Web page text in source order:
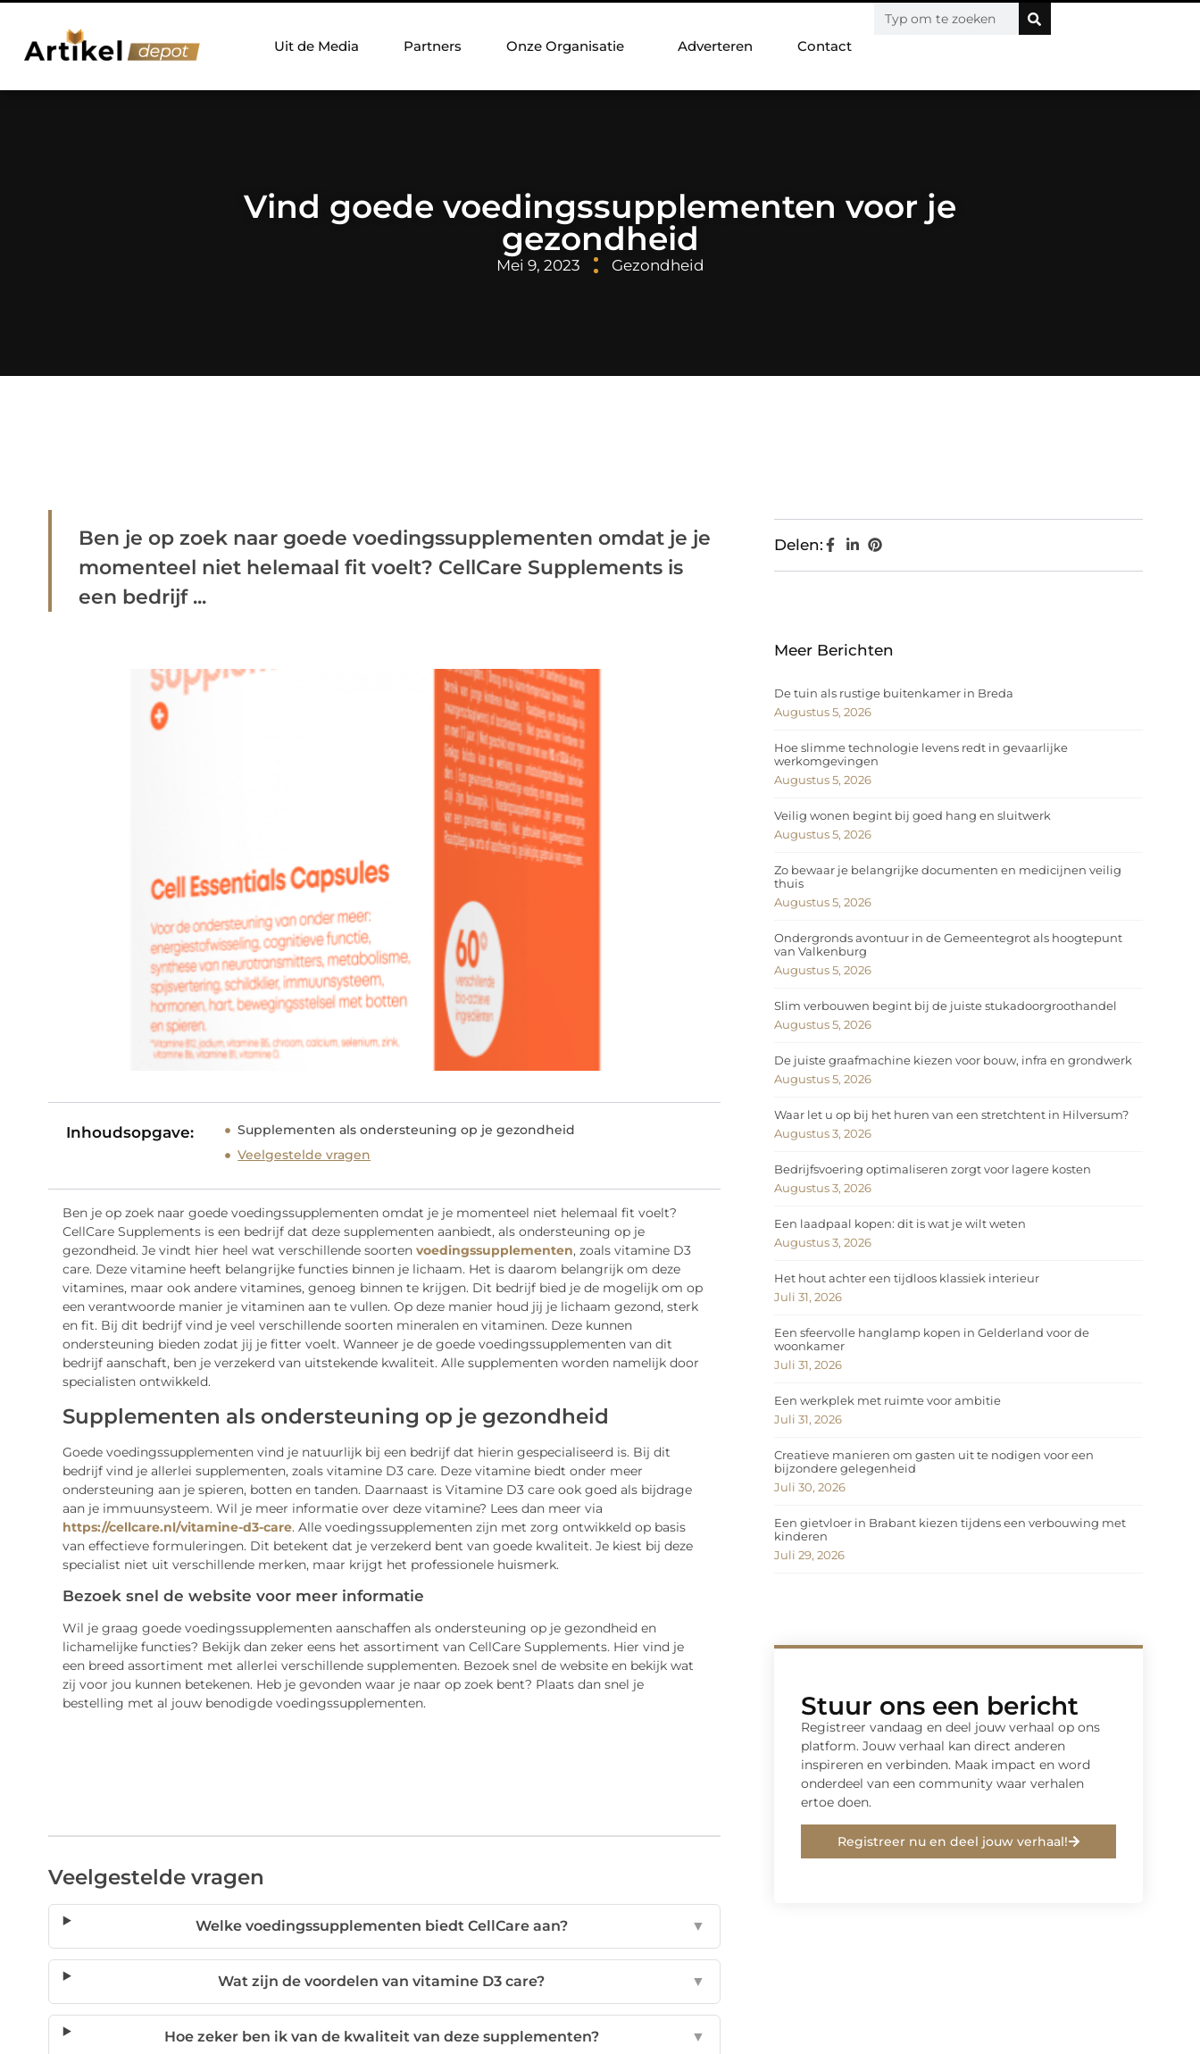
Uit de Media Partners Onze Organisatie Adverteren Contact
Vind goede voedingssupplementen voor je
gezondheid
Mei 9, 2023 Gezondheid
Ben je op zoek naar goede voedingssupplementen omdat je je
momenteel niet helemaal fit voelt? CellCare Supplements is
een bedrijf ...
Inhoudsopgave:
Supplementen als ondersteuning op je gezondheid
Veelgestelde vragen
Ben je op zoek naar goede voedingssupplementen omdat je je momenteel niet helemaal fit voelt?
CellCare Supplements is een bedrijf dat deze supplementen aanbiedt, als ondersteuning op je
gezondheid. Je vindt hier heel wat verschillende soorten voedingssupplementen, zoals vitamine D3
care. Deze vitamine heeft belangrijke functies binnen je lichaam. Het is daarom belangrijk om deze
vitamines, maar ook andere vitamines, genoeg binnen te krijgen. Dit bedrijf bied je de mogelijk om op
een verantwoorde manier je vitaminen aan te vullen. Op deze manier houd jij je lichaam gezond, sterk
en fit. Bij dit bedrijf vind je veel verschillende soorten mineralen en vitaminen. Deze kunnen
ondersteuning bieden zodat jij je fitter voelt. Wanneer je de goede voedingssupplementen van dit
bedrijf aanschaft, ben je verzekerd van uitstekende kwaliteit. Alle supplementen worden namelijk door
specialisten ontwikkeld.
Supplementen als ondersteuning op je gezondheid
Goede voedingssupplementen vind je natuurlijk bij een bedrijf dat hierin gespecialiseerd is. Bij dit
bedrijf vind je allerlei supplementen, zoals vitamine D3 care. Deze vitamine biedt onder meer
ondersteuning aan je spieren, botten en tanden. Daarnaast is Vitamine D3 care ook goed als bijdrage
aan je immuunsysteem. Wil je meer informatie over deze vitamine? Lees dan meer via
https://cellcare.nl/vitamine-d3-care. Alle voedingssupplementen zijn met zorg ontwikkeld op basis
van effectieve formuleringen. Dit betekent dat je verzekerd bent van goede kwaliteit. Je kiest bij deze
specialist niet uit verschillende merken, maar krijgt het professionele huismerk.
Bezoek snel de website voor meer informatie
Wil je graag goede voedingssupplementen aanschaffen als ondersteuning op je gezondheid en
lichamelijke functies? Bekijk dan zeker eens het assortiment van CellCare Supplements. Hier vind je
een breed assortiment met allerlei verschillende supplementen. Bezoek snel de website en bekijk wat
zij voor jou kunnen betekenen. Heb je gevonden waar je naar op zoek bent? Plaats dan snel je
bestelling met al jouw benodigde voedingssupplementen.
Veelgestelde vragen
Welke voedingssupplementen biedt CellCare aan? ▼
Wat zijn de voordelen van vitamine D3 care? ▼
Hoe zeker ben ik van de kwaliteit van deze supplementen? ▼
Delen:
Meer Berichten
De tuin als rustige buitenkamer in Breda
Augustus 5, 2026
Hoe slimme technologie levens redt in gevaarlijke
werkomgevingen
Augustus 5, 2026
Veilig wonen begint bij goed hang en sluitwerk
Augustus 5, 2026
Zo bewaar je belangrijke documenten en medicijnen veilig
thuis
Augustus 5, 2026
Ondergronds avontuur in de Gemeentegrot als hoogtepunt
van Valkenburg
Augustus 5, 2026
Slim verbouwen begint bij de juiste stukadoorgroothandel
Augustus 5, 2026
De juiste graafmachine kiezen voor bouw, infra en grondwerk
Augustus 5, 2026
Waar let u op bij het huren van een stretchtent in Hilversum?
Augustus 3, 2026
Bedrijfsvoering optimaliseren zorgt voor lagere kosten
Augustus 3, 2026
Een laadpaal kopen: dit is wat je wilt weten
Augustus 3, 2026
Het hout achter een tijdloos klassiek interieur
Juli 31, 2026
Een sfeervolle hanglamp kopen in Gelderland voor de
woonkamer
Juli 31, 2026
Een werkplek met ruimte voor ambitie
Juli 31, 2026
Creatieve manieren om gasten uit te nodigen voor een
bijzondere gelegenheid
Juli 30, 2026
Een gietvloer in Brabant kiezen tijdens een verbouwing met
kinderen
Juli 29, 2026
Stuur ons een bericht
Registreer vandaag en deel jouw verhaal op ons
platform. Jouw verhaal kan direct anderen
inspireren en verbinden. Maak impact en word
onderdeel van een community waar verhalen
ertoe doen.
Registreer nu en deel jouw verhaal!